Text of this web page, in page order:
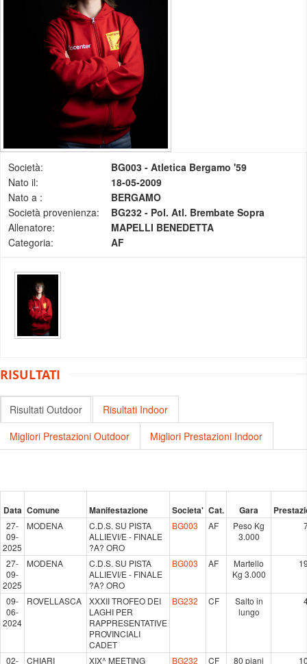
Società:
BG003 - Atletica Bergamo '59
Nato il:
18-05-2009
Nato a :
BERGAMO
Società provenienza:
BG232 - Pol. Atl. Brembate Sopra
Allenatore:
MAPELLI BENEDETTA
Categoria:
AF
RISULTATI
Risultati Outdoor
Risultati Indoor
Migliori Prestazioni Outdoor
Migliori Prestazioni Indoor
Data Comune Manifestazione Societa' Cat. Gara
27-
09-
2025
MODENA
C.D.S. SU PISTA
ALLIEVI/E - FINALE
?A? ORO
BG003 AF
Peso Kg
3.000
27-
09-
2025
MODENA
C.D.S. SU PISTA
ALLIEVI/E - FINALE
?A? ORO
BG003 AF
Martello
Kg 3.000
09-
06-
2024
ROVELLASCA
XXXII TROFEO DEI
LAGHI PER
RAPPRESENTATIVE
PROVINCIALI
CADET
BG232 CF
Salto in
lungo
02-
CHIARI
XIX^ MEETING
BG232 CF 80 piani